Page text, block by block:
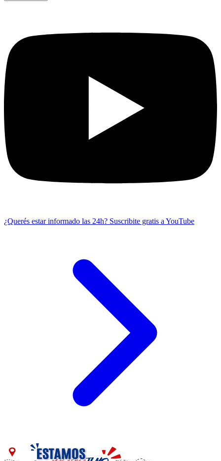
¿Querés estar informado las 24h? Suscribite gratis a YouTube